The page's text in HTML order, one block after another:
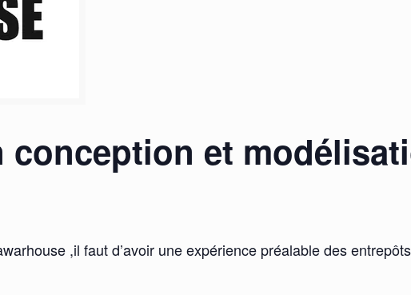
et
,il faut d’avoir une expérience préalable des